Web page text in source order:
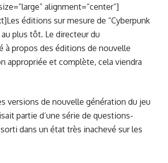
alignment=”center”]
éditions sur mesure de “Cyberpunk
plus tôt. Le directeur du
à propos des éditions de nouvelle
appropriée et complète, cela viendra
versions de nouvelle génération du jeu
partie d’une série de questions-
dans un état très inachevé sur les